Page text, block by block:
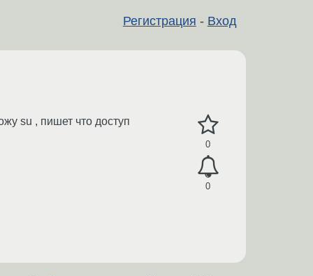
Регистрация - Вход
0
0
su , пишет что доступ